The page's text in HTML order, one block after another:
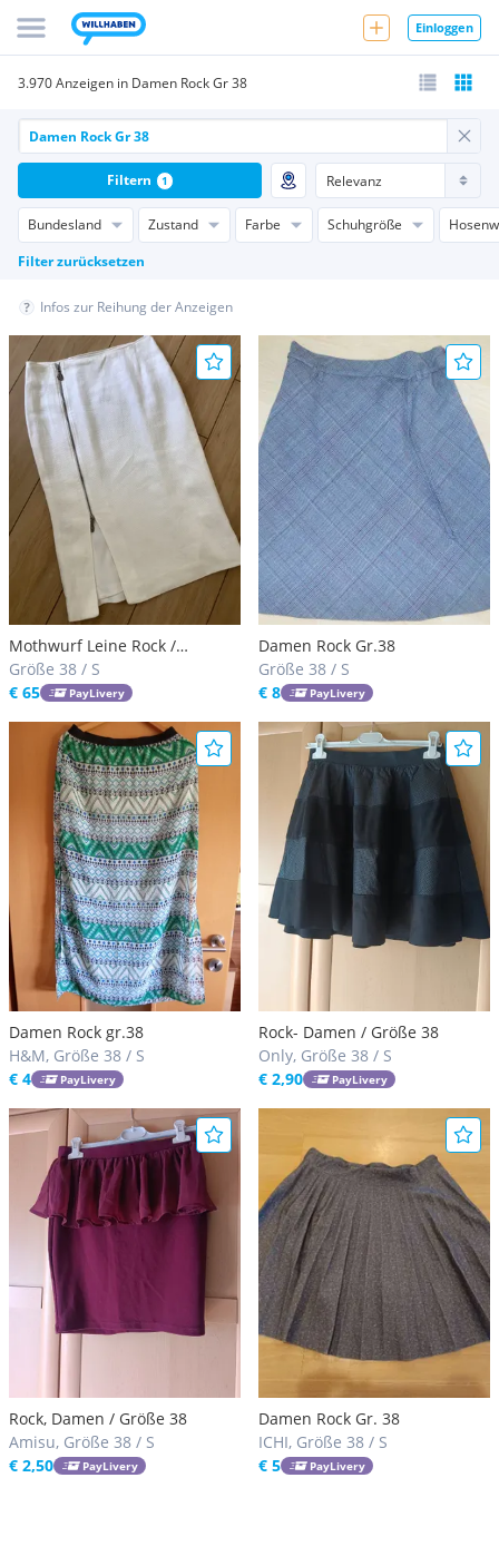
Einloggen
3.970 Anzeigen in Damen Rock Gr 38
Bundesland Zustand Farbe Schuhgröße
Filter zurücksetzen
Filtern 1
Infos zur Reihung der Anzeigen
Mothwurf Leine Rock /
Trachten Rock / Damen Rock /
Gr: 38
Größe 38 / S
€ 65
PayLivery
Damen Rock Gr.38
Größe 38 / S
€ 8
PayLivery
Damen Rock gr.38
H&M, Größe 38 / S
€ 4
PayLivery
Rock- Damen / Größe 38
Only, Größe 38 / S
€ 2,90
PayLivery
Rock, Damen / Größe 38
Amisu, Größe 38 / S
€ 2,50
PayLivery
Damen Rock Gr. 38
ICHI, Größe 38 / S
€ 5
PayLivery